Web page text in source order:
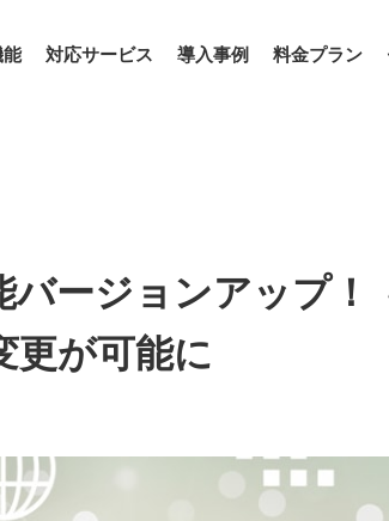
対応サービス 導入事例 料金プラン
バージョンアップ
更が可能に